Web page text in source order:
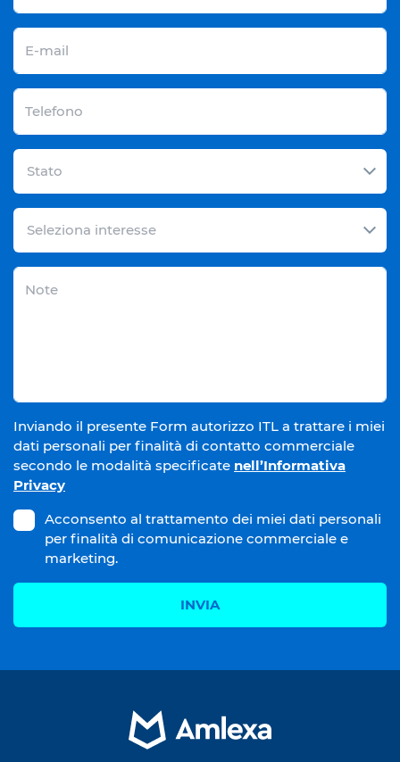
Inviando il presente Form autorizzo ITL a trattare i miei
dati personali per finalità di contatto commerciale
secondo le modalità specificate nell’Informativa
Privacy
Acconsento al trattamento dei miei dati personali
per finalità di comunicazione commerciale e
marketing.
INVIA